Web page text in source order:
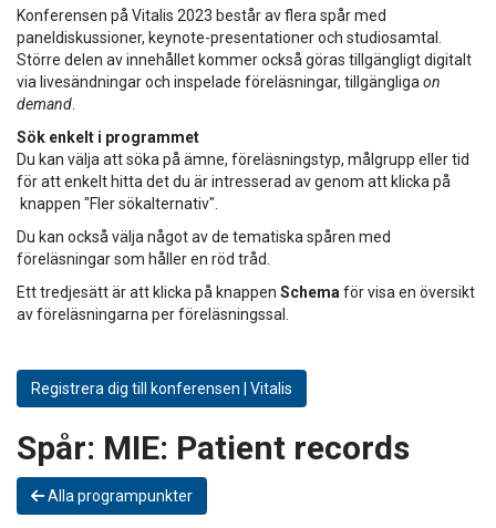
Konferensen på Vitalis 2023 består av flera spår med
paneldiskussioner, keynote-presentationer och studiosamtal.
Större delen av innehållet kommer också göras tillgängligt digitalt
via livesändningar och inspelade föreläsningar, tillgängliga on
demand
Sök enkelt i programmet
Du kan välja att söka på ämne, föreläsningstyp, målgrupp eller tid
för att enkelt hitta det du är intresserad av genom att klicka på
knappen "Fler sökalternativ".
Du kan också välja något av de tematiska spåren med
föreläsningar som håller en röd tråd.
Ett tredjesätt är att klicka på knappen Schema för visa en översikt
av föreläsningarna per föreläsningssal.
Registrera dig till konferensen | Vitalis
Spår: MIE: Patient records
Alla programpunkter